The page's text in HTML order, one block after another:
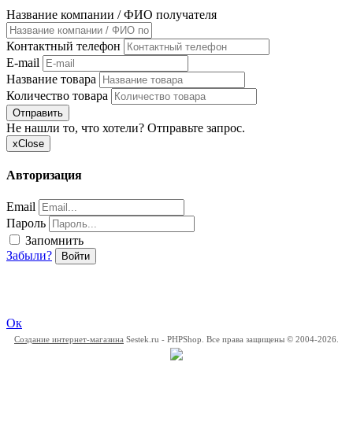
Название компании / ФИО получателя
Контактный телефон
E-mail
Название товара
Количество товара
Отправить
Не нашли то, что хотели? Отправьте запрос.
xClose
Авторизация
Email
Пароль
Запомнить
Забыли?
Войти
Ок
Создание интернет-магазина Sestek.ru - PHPShop. Все права защищены © 2004-2026.